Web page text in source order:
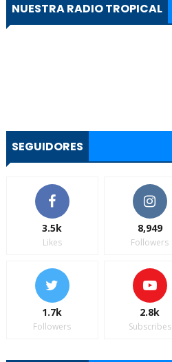
NUESTRA RADIO TROPICAL
SEGUIDORES
3.5k
Likes
8,949
Followers
1.7k
Followers
2.8k
Subscribes